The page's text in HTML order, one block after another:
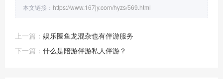
本文链接： https://www.167jy.com/hyzs/569.html
上一篇： 娱乐圈鱼龙混杂也有伴游服务
下一篇： 什么是陪游伴游私人伴游？